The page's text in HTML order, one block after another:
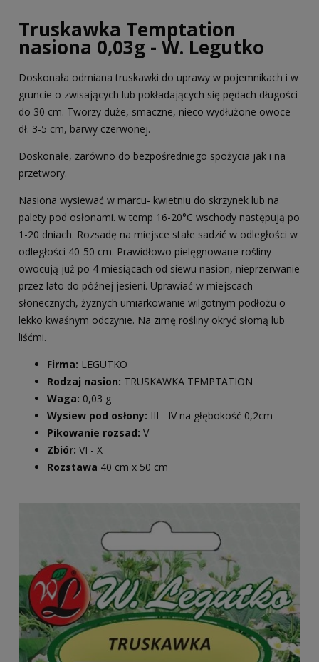
Truskawka Temptation
nasiona 0,03g - W. Legutko
Doskonała odmiana truskawki do uprawy w pojemnikach i w
gruncie o zwisających lub pokładających się pędach długości
do 30 cm. Tworzy duże, smaczne, nieco wydłużone owoce
dł. 3-5 cm, barwy czerwonej.
Doskonałe, zarówno do bezpośredniego spożycia jak i na
przetwory.
Nasiona wysiewać w marcu- kwietniu do skrzynek lub na
palety pod osłonami. w temp 16-20°C wschody następują po
1-20 dniach. Rozsadę na miejsce stałe sadzić w odległości w
odległości 40-50 cm. Prawidłowo pielęgnowane rośliny
owocują już po 4 miesiącach od siewu nasion, nieprzerwanie
przez lato do późnej jesieni. Uprawiać w miejscach
słonecznych, żyznych umiarkowanie wilgotnym podłożu o
lekko kwaśnym odczynie. Na zimę rośliny okryć słomą lub
liśćmi.
Firma: LEGUTKO
Rodzaj nasion: TRUSKAWKA TEMPTATION
Waga: 0,03 g
Wysiew pod osłony: III - IV na głębokość 0,2cm
Pikowanie rozsad: V
Zbiór: VI - X
Rozstawa 40 cm x 50 cm